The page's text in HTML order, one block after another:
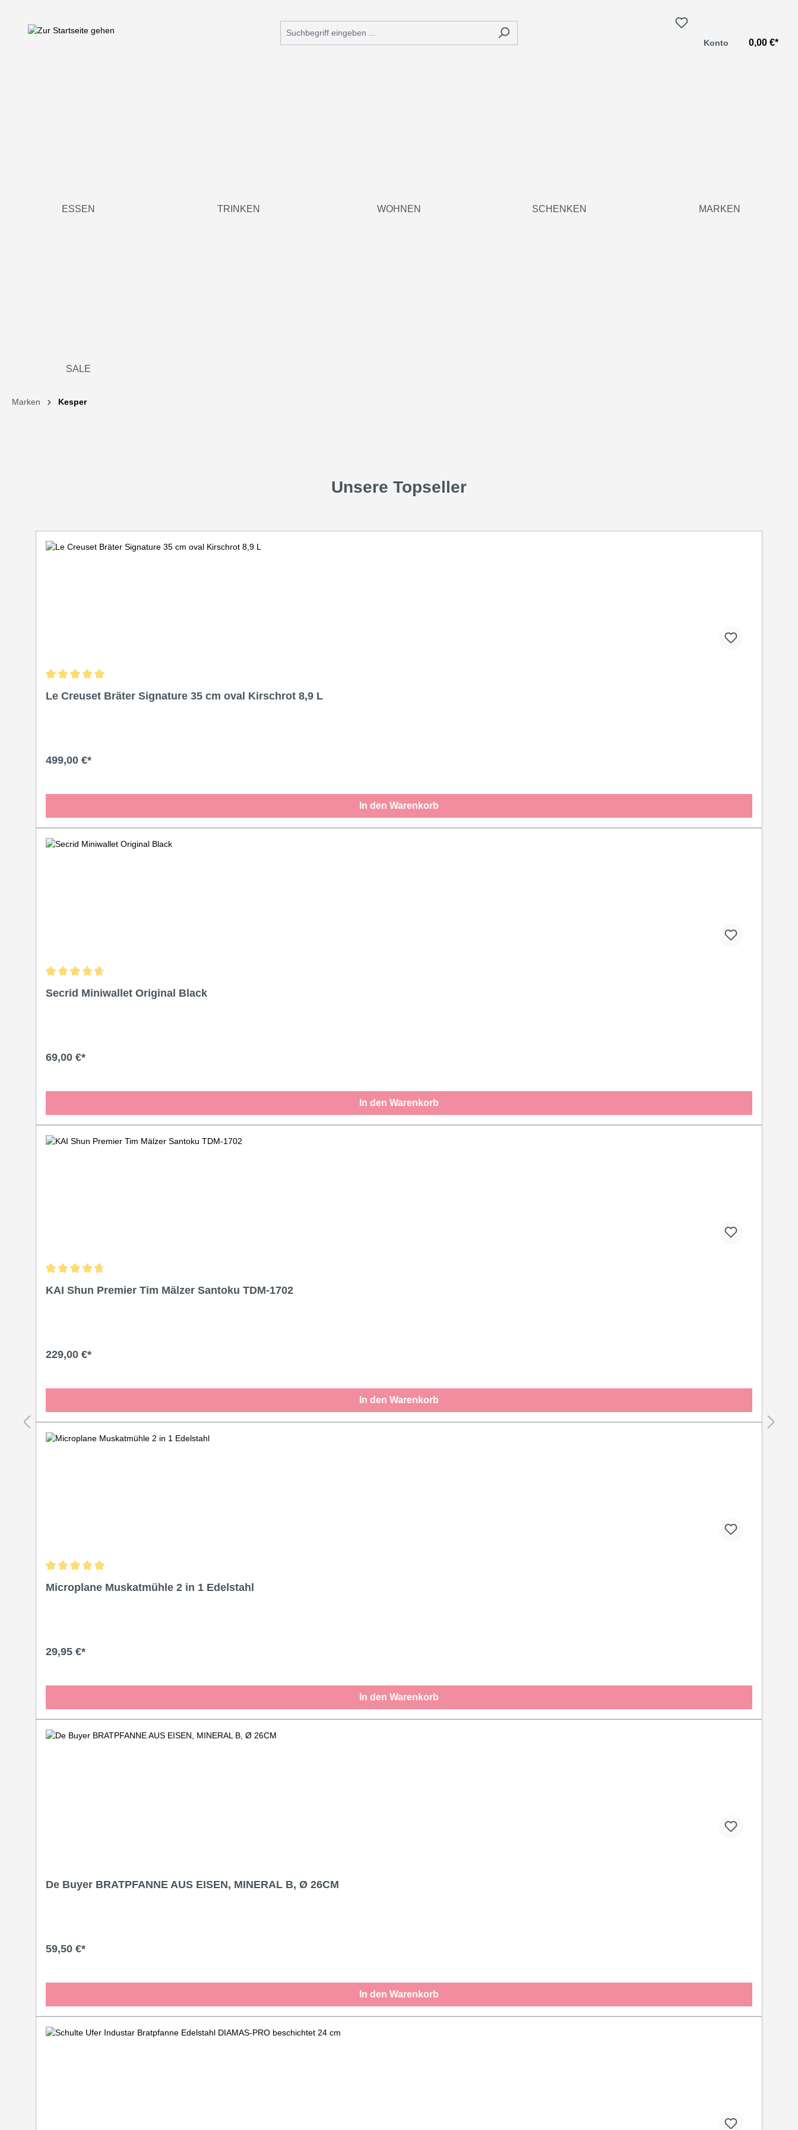
Konto 0,00 €*
ESSEN TRINKEN WOHNEN SCHENKEN MARKEN
SALE
Marken Kesper
Unsere Topseller
Le Creuset Bräter Signature 35 cm oval Kirschrot 8,9 L
499,00 €*
In den Warenkorb
Secrid Miniwallet Original Black
69,00 €*
In den Warenkorb
KAI Shun Premier Tim Mälzer Santoku TDM-1702
229,00 €*
In den Warenkorb
Microplane Muskatmühle 2 in 1 Edelstahl
29,95 €*
In den Warenkorb
De Buyer BRATPFANNE AUS EISEN, MINERAL B, Ø 26CM
59,50 €*
In den Warenkorb